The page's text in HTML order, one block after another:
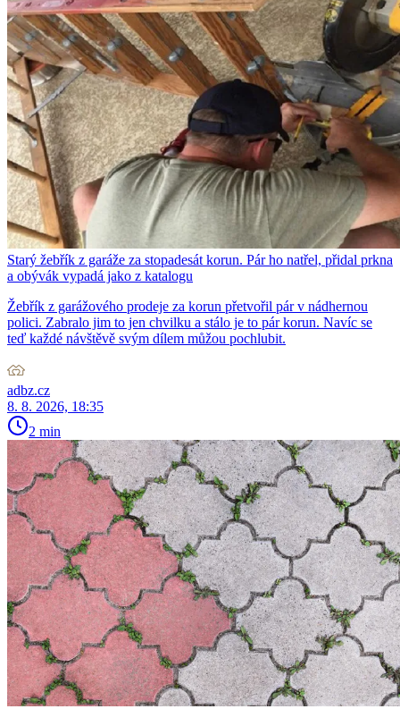
Starý žebřík z garáže za stopadesát korun. Pár ho natřel, přidal prkna
a obývák vypadá jako z katalogu
Žebřík z garážového prodeje za korun přetvořil pár v nádhernou
polici. Zabralo jim to jen chvilku a stálo je to pár korun. Navíc se
teď každé návštěvě svým dílem můžou pochlubit.
adbz.cz
8. 8. 2026, 18:35
2 min